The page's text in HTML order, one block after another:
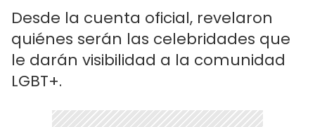
Desde la cuenta oficial, revelaron
quiénes serán las celebridades que
le darán visibilidad a la comunidad
LGBT+.